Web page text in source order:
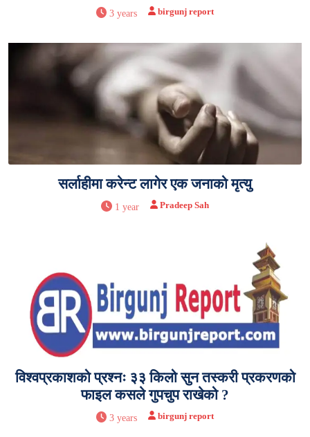
3 years birgunj report
सर्लाहीमा करेन्ट लागेर एक जनाको मृत्यु
1 year Pradeep Sah
विश्वप्रकाशको प्रश्नः ३३ किलो सुन तस्करी प्रकरणको
फाइल कसले गुपचुप राखेको ?
3 years birgunj report